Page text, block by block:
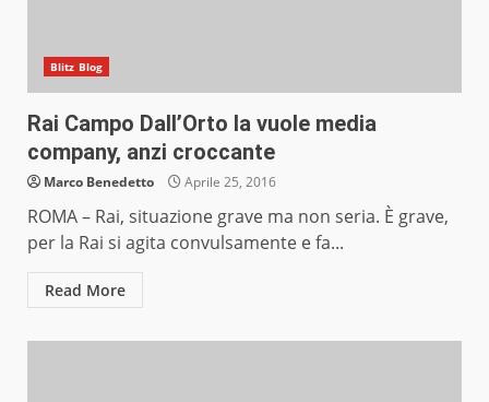
Blitz Blog
Rai Campo Dall’Orto la vuole media
company, anzi croccante
Marco Benedetto Aprile 25, 2016
ROMA – Rai, situazione grave ma non seria. È grave,
per la Rai si agita convulsamente e fa...
Read More